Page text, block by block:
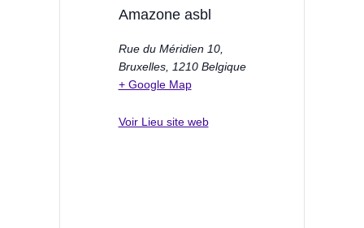
Amazone asbl
Rue du Méridien 10,
Bruxelles, 1210 Belgique
+ Google Map
Voir Lieu site web